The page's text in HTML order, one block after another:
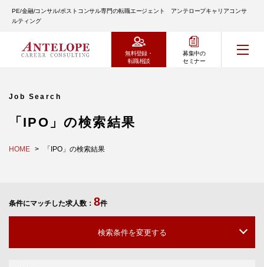
PE/金融/コンサル/ポストコンサル専門の転職エージェント アンテロープキャリアコンサ
ルティング
無料登録・
転職相談
募集中の
セミナー
Job Search
「IPO」の検索結果
HOME 「IPO」の検索結果
条件にマッチした求人数： 8件
検索条件を変更する